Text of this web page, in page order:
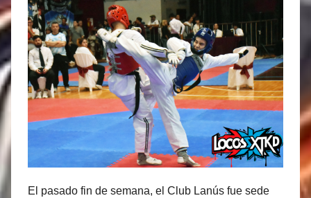
El pasado fin de semana, el Club Lanús fue sede